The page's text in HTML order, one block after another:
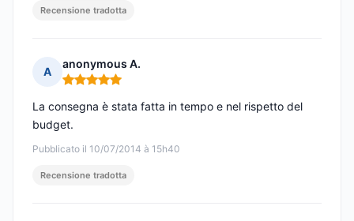
Recensione tradotta
A
anonymous A.
Nota: 5 su 5
Pubblicato il 10/07/2014 à 15h40
La consegna è stata fatta in tempo e nel rispetto del
budget.
Recensione tradotta